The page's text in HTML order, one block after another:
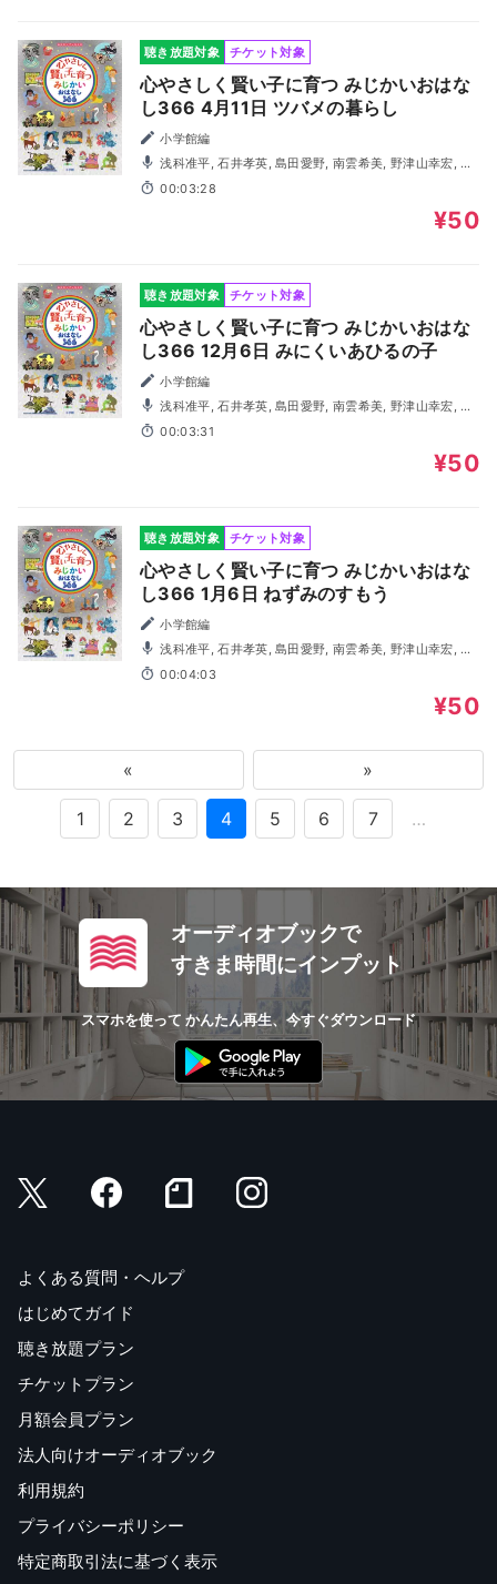
聴き放題対象 チケット対象
心やさしく賢い子に育つ みじかいおはな
し366 4月11日 ツバメの暮らし
小学館編
浅科准平, 石井孝英, 島田愛野, 南雲希美, 野津山幸宏, 八
木田幸恵, 山谷祥生, 神森徹也（歌・演奏）
00:03:28
¥50
聴き放題対象 チケット対象
心やさしく賢い子に育つ みじかいおはな
し366 12月6日 みにくいあひるの子
小学館編
浅科准平, 石井孝英, 島田愛野, 南雲希美, 野津山幸宏, 八
木田幸恵, 山谷祥生, 神森徹也（歌・演奏）
00:03:31
¥50
聴き放題対象 チケット対象
心やさしく賢い子に育つ みじかいおはな
し366 1月6日 ねずみのすもう
小学館編
浅科准平, 石井孝英, 島田愛野, 南雲希美, 野津山幸宏, 八
木田幸恵, 山谷祥生, 神森徹也（歌・演奏）
00:04:03
¥50
« »
1 2 3 4 5 6 7 …
オーディオブックで
すきま時間にインプット
スマホを使って かんたん再生、今すぐダウンロード
よくある質問・ヘルプ
はじめてガイド
聴き放題プラン
チケットプラン
月額会員プラン
法人向けオーディオブック
利用規約
プライバシーポリシー
特定商取引法に基づく表示